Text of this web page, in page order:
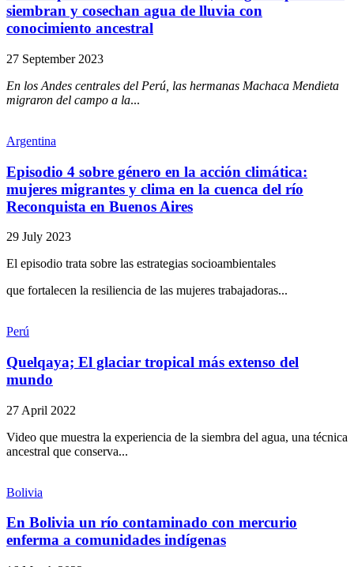
siembran y cosechan agua de lluvia con
conocimiento ancestral
27 September 2023
En los Andes centrales del Perú, las hermanas Machaca Mendieta
migraron del campo a la...
Argentina
Episodio 4 sobre género en la acción climática:
mujeres migrantes y clima en la cuenca del río
Reconquista en Buenos Aires
29 July 2023
El episodio trata sobre las estrategias socioambientales
que fortalecen la resiliencia de las mujeres trabajadoras...
Perú
Quelqaya; El glaciar tropical más extenso del
mundo
27 April 2022
Video que muestra la experiencia de la siembra del agua, una técnica
ancestral que conserva...
Bolivia
En Bolivia un río contaminado con mercurio
enferma a comunidades indígenas